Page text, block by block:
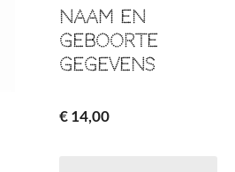
naam en
geboorte
gegevens
€ 14,00